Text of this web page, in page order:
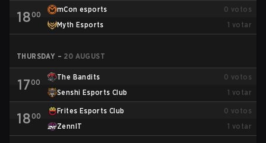
1800
mCon esports 0 votos
Myth Esports
1 votar
THURSDAY – 20 AUGUST
1700
The Bandits 0 votos
Senshi Esports Club
1 votar
1800
Frites Esports Club 0 votos
ZennIT
1 votar